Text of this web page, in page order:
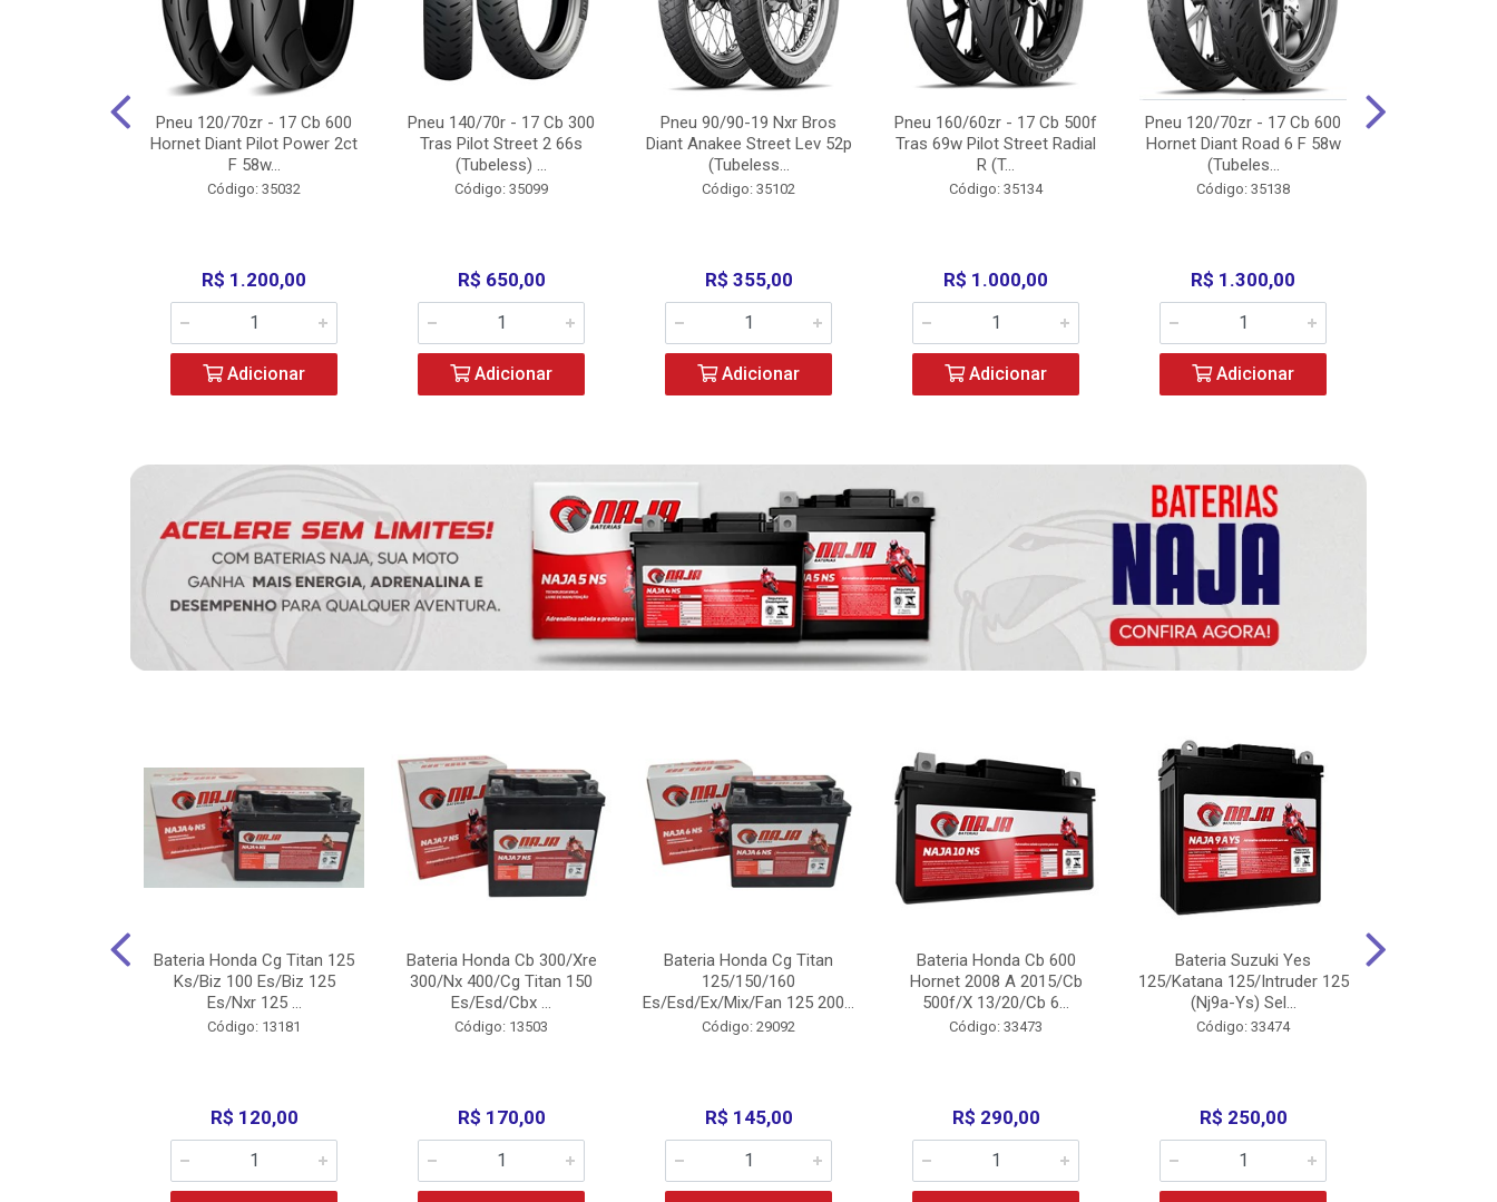
Pneu 120/70zr - 17 Cb 600
Hornet Diant Pilot Power 2ct
F 58w...
Código: 35032
R$ 1.200,00
Adicionar
Pneu 140/70r - 17 Cb 300
Tras Pilot Street 2 66s
(Tubeless) ...
Código: 35099
R$ 650,00
Adicionar
Pneu 90/90-19 Nxr Bros
Diant Anakee Street Lev 52p
(Tubeless...
Código: 35102
R$ 355,00
Adicionar
Pneu 160/60zr - 17 Cb 500f
Tras 69w Pilot Street Radial
R (T...
Código: 35134
R$ 1.000,00
Adicionar
Pneu 120/70zr - 17 Cb 600
Hornet Diant Road 6 F 58w
(Tubeles...
Código: 35138
R$ 1.300,00
Adicionar
Bateria Honda Cg Titan 125
Ks/Biz 100 Es/Biz 125
Es/Nxr 125 ...
Código: 13181
R$ 120,00
Bateria Honda Cb 300/Xre
300/Nx 400/Cg Titan 150
Es/Esd/Cbx ...
Código: 13503
R$ 170,00
Bateria Honda Cg Titan
125/150/160
Es/Esd/Ex/Mix/Fan 125 200...
Código: 29092
R$ 145,00
Bateria Honda Cb 600
Hornet 2008 A 2015/Cb
500f/X 13/20/Cb 6...
Código: 33473
R$ 290,00
Bateria Suzuki Yes
125/Katana 125/Intruder 125
(Nj9a-Ys) Sel...
Código: 33474
R$ 250,00